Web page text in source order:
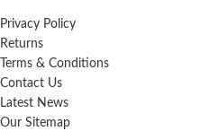
Privacy Policy
Returns
Terms & Conditions
Contact Us
Latest News
Our Sitemap